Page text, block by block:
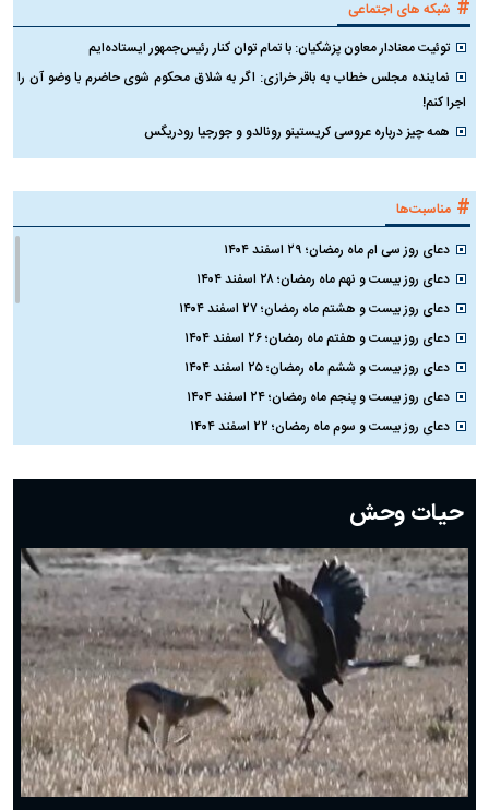
# شبکه های اجتماعی
توئیت معنادار معاون پزشکیان: با تمام توان کنار رئیس‌جمهور ایستاده‌ایم
نماینده مجلس خطاب به باقر خرازی: اگر به شلاق محکوم شوی حاضرم با وضو آن را
اجرا کنم!
همه چیز درباره عروسی کریستینو رونالدو و جورجیا رودریگس
# مناسبت‌ها
دعای روز سی ام ماه رمضان؛ ۲۹ اسفند ۱۴۰۴
دعای روز بیست و نهم ماه رمضان؛ ۲۸ اسفند ۱۴۰۴
دعای روز بیست و هشتم ماه رمضان؛ ۲۷ اسفند ۱۴۰۴
دعای روز بیست و هفتم ماه رمضان؛ ۲۶ اسفند ۱۴۰۴
دعای روز بیست و ششم ماه رمضان؛ ۲۵ اسفند ۱۴۰۴
دعای روز بیست و پنجم ماه رمضان؛ ۲۴ اسفند ۱۴۰۴
دعای روز بیست و سوم ماه رمضان؛ ۲۲ اسفند ۱۴۰۴
دعای روز بیستم ماه رمضان؛ ۱۹ اسفند ۱۴۰۴
دعای روز هشتم ماه مبارک رمضان؛ ۷ اسفند ماه ۱۴۰۴
دعای روز هفتم ماه رمضان؛ ۶ اسفند ۱۴۰۴
دعای روز ششم ماه رمضان؛ ۵ اسفند ۱۴۰۴
دعای روز پنجم ماه رمضان؛ ۴ اسفند ۱۴۰۴
دعای روز چهارم ماه مبارک رمضان؛ ۳ اسفند ۱۴۰۴
دعای روز سوم ماه مبارک رمضان؛ ۱۴ اسفند ۱۴۰۴
دعای روز دوم ماه مبارک رمضان ۱ اسفند ماه ۱۴۰۴
دعای روز اول ماه مبارک رمضان، ۳۰ بهمن ۱۴۰۴
حضرت زینب(س) چگونه از دنیا رفت؟
بهترین پیامک تبریک روز پدر ۱۴۰۴؛ جملات زیبا و صمیمانه
حیات وحش